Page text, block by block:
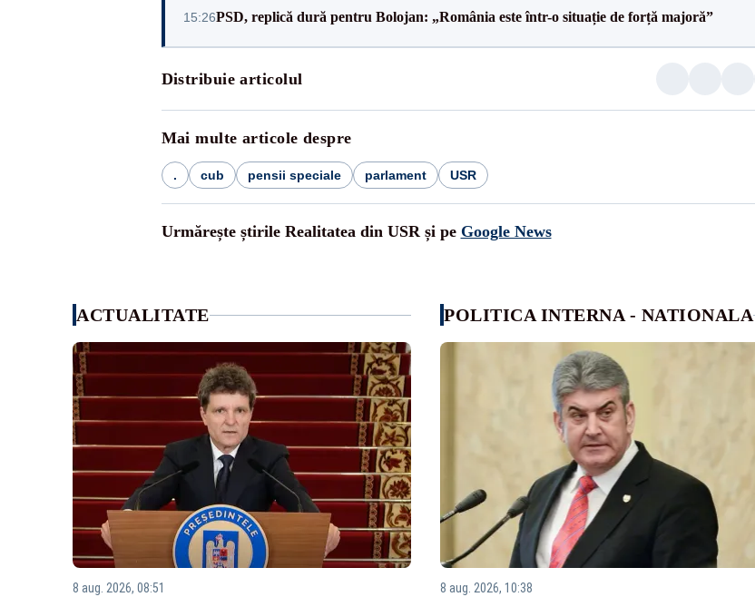
15:26PSD, replică dură pentru Bolojan: „România este într-o situație de forță majoră”
Distribuie articolul
Mai multe articole despre
. cub pensii speciale parlament USR
Urmărește știrile Realitatea din USR și pe Google News
ACTUALITATE
8 aug. 2026, 08:51
POLITICA INTERNA - NATIONALA
8 aug. 2026, 10:38